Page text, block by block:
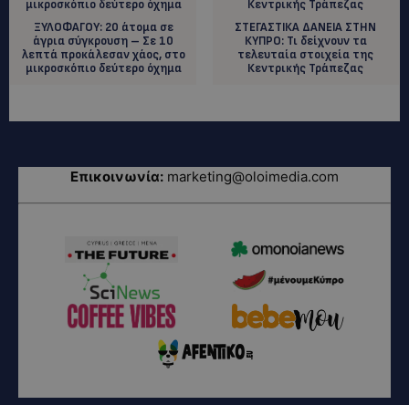
ΞΥΛΟΦΑΓΟΥ: 20 άτομα σε
άγρια σύγκρουση – Σε 10
λεπτά προκάλεσαν χάος, στο
μικροσκόπιο δεύτερο όχημα
ΣΤΕΓΑΣΤΙΚΑ ΔΑΝΕΙΑ ΣΤΗΝ
ΚΥΠΡΟ: Τι δείχνουν τα
τελευταία στοιχεία της
Κεντρικής Τράπεζας
Επικοινωνία: marketing@oloimedia.com